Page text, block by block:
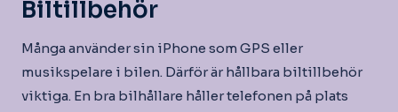
Biltillbehör
Många använder sin iPhone som GPS eller
musikspelare i bilen. Därför är hållbara biltillbehör
viktiga. En bra bilhållare håller telefonen på plats